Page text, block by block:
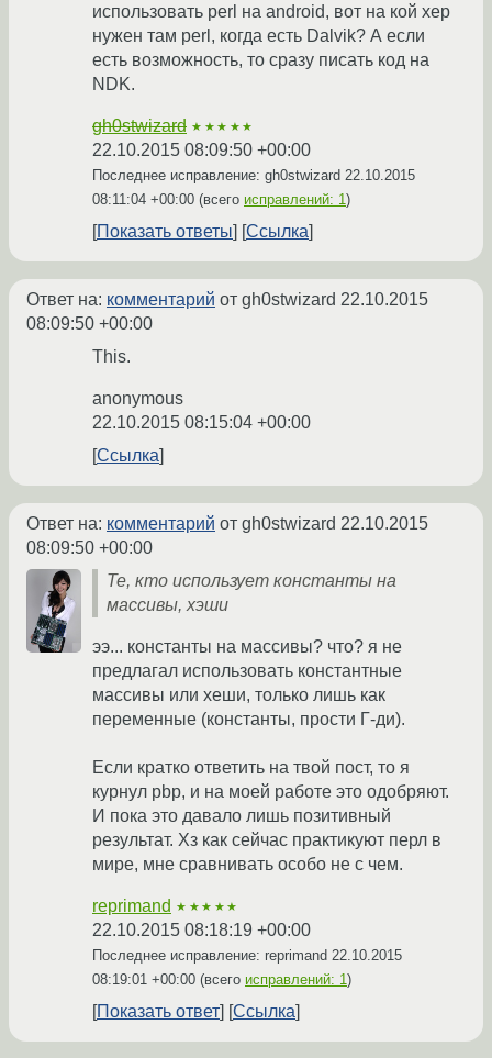
использовать perl на android, вот на кой хер
нужен там perl, когда есть Dalvik? А если
есть возможность, то сразу писать код на
NDK.
gh0stwizard ★★★★★
22.10.2015 08:09:50 +00:00
Последнее исправление: gh0stwizard 22.10.2015
08:11:04 +00:00 (всего исправлений: 1)
Показать ответы Ссылка
Ответ на: комментарий от gh0stwizard 22.10.2015
08:09:50 +00:00
This.
anonymous
22.10.2015 08:15:04 +00:00
Ссылка
Ответ на: комментарий от gh0stwizard 22.10.2015
08:09:50 +00:00
Те, кто использует константы на
массивы, хэши
ээ... константы на массивы? что? я не
предлагал использовать константные
массивы или хеши, только лишь как
переменные (константы, прости Г-ди).
Если кратко ответить на твой пост, то я
курнул pbp, и на моей работе это одобряют.
И пока это давало лишь позитивный
результат. Хз как сейчас практикуют перл в
мире, мне сравнивать особо не с чем.
reprimand ★★★★★
22.10.2015 08:18:19 +00:00
Последнее исправление: reprimand 22.10.2015
08:19:01 +00:00 (всего исправлений: 1)
Показать ответ Ссылка